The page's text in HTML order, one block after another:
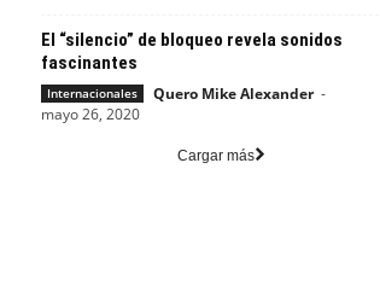
El “silencio” de bloqueo revela sonidos
fascinantes
Internacionales Quero Mike Alexander -
mayo 26, 2020
Cargar más